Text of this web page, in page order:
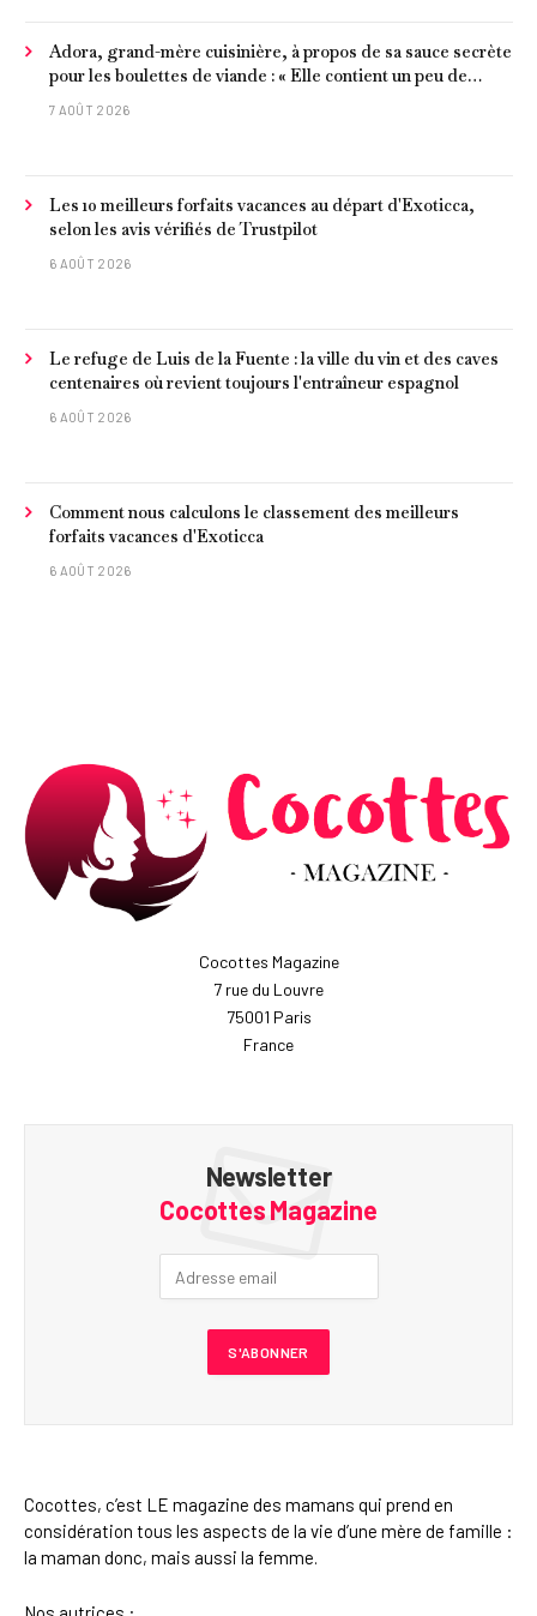
Adora, grand-mère cuisinière, à propos de sa sauce secrète
pour les boulettes de viande : « Elle contient un peu de
curcuma, du poivre, une poignée d'amandes et des tomates
7 AOÛT 2026
Les 10 meilleurs forfaits vacances au départ d'Exoticca,
selon les avis vérifiés de Trustpilot
6 AOÛT 2026
Le refuge de Luis de la Fuente : la ville du vin et des caves
centenaires où revient toujours l'entraîneur espagnol
6 AOÛT 2026
Comment nous calculons le classement des meilleurs
forfaits vacances d'Exoticca
6 AOÛT 2026
Cocottes Magazine
7 rue du Louvre
75001 Paris
France
Newsletter
Cocottes Magazine
Cocottes, c’est LE magazine des mamans qui prend en
considération tous les aspects de la vie d’une mère de famille :
la maman donc, mais aussi la femme.